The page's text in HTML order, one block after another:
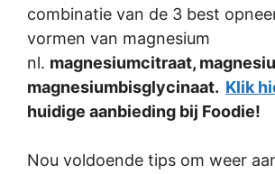
combinatie van de 3 best
vormen van magnesium
nl. magnesiumcitraat,
magnesiumbisglycinaat. Klik
huidige aanbieding bij Foodie!
Nou voldoende tips om weer